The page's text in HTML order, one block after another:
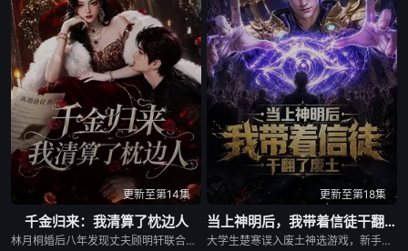
更新至第14集
千金归来：我清算了枕边人
林月桐婚后八年发现丈夫顾明轩联合情人苏婉、婆家图谋自家百亿林氏集团，甚至下药谋害她与外公。她结识受尽原生家庭拖累的苏洛，二人结成同盟步步反击，粉碎顾明轩夺权阴谋。案件牵扯京圈阎氏跨国洗钱黑幕，苏洛隐藏的叶家嫡长孙身世浮出，假少爷叶辰接连布局加害。林月桐与苏洛联手周旋资本博弈、连环暗算，收集完整罪证，最终扳倒阎景渊、叶辰一众反派，稳固林氏与叶氏产业，完成双向救赎。
更新至第18集
当上神明后，我带着信徒干翻了废土
大学生楚寒误入废土神选游戏，新手保护期即将结束，他急中生智假扮神明“太初之主”蒙混过关。凭借推理之眼解析万物，他借众神之力白嫖资源、智斗敌人，从破败礼拜堂起家，逐步收编信徒、打造浮空要塞。随着“众神养。